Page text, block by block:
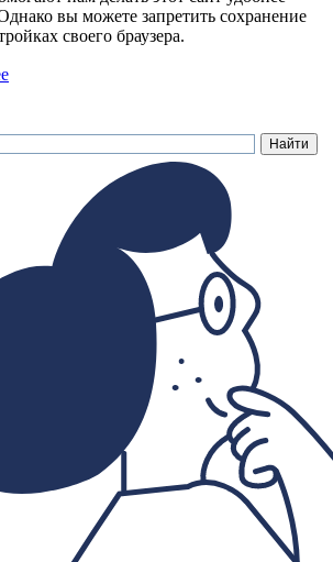
вы можете запретить сохранение
своего браузера.